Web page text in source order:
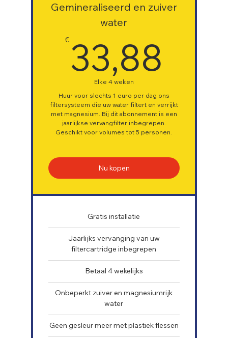
Gemineraliseerd en zuiver
water
€ 33,88
Elke 4 weken
Huur voor slechts 1 euro per dag ons
filtersysteem die uw water filtert en verrijkt
met magnesium. Bij dit abonnement is een
jaarlijkse vervangfilter inbegrepen.
Geschikt voor volumes tot 5 personen.
Nu kopen
Gratis installatie
Jaarlijks vervanging van uw
filtercartridge inbegrepen
Betaal 4 wekelijks
Onbeperkt zuiver en magnesiumrijk
water
Geen gesleur meer met plastiek flessen